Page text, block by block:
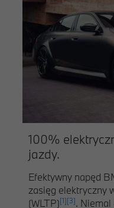
100%
jazdy.
Efektywny napęd
zasięg elektryczny
(WLTP)[1][3]. Niemal